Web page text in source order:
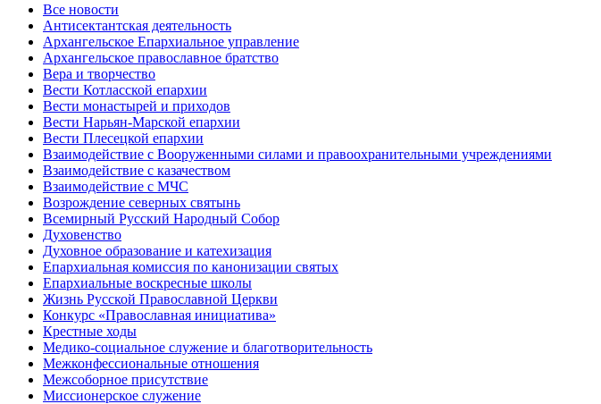
Все новости
Антисектантская деятельность
Архангельское Епархиальное управление
Архангельское православное братство
Вера и творчество
Вести Котласской епархии
Вести монастырей и приходов
Вести Нарьян-Марской епархии
Вести Плесецкой епархии
Взаимодействие с Вооруженными силами и правоохранительными учреждениями
Взаимодействие с казачеством
Взаимодействие с МЧС
Возрождение северных святынь
Всемирный Русский Народный Собор
Духовенство
Духовное образование и катехизация
Епархиальная комиссия по канонизации святых
Епархиальные воскресные школы
Жизнь Русской Православной Церкви
Конкурс «Православная инициатива»
Крестные ходы
Медико-социальное служение и благотворительность
Межконфессиональные отношения
Межсоборное присутствие
Миссионерское служение